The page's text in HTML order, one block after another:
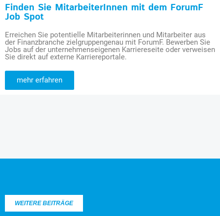
Finden Sie MitarbeiterInnen mit dem ForumF
Job Spot
Erreichen Sie potentielle Mitarbeiterinnen und Mitarbeiter aus
der Finanzbranche zielgruppengenau mit ForumF. Bewerben Sie
Jobs auf der unternehmenseigenen Karriereseite oder verweisen
Sie direkt auf externe Karriereportale.
mehr erfahren
WEITERE BEITRÄGE